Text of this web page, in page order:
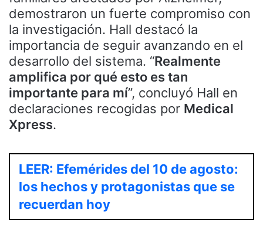
demostraron un fuerte compromiso con
la investigación. Hall destacó la
importancia de seguir avanzando en el
desarrollo del sistema. “Realmente
amplifica por qué esto es tan
importante para mí”, concluyó Hall en
declaraciones recogidas por Medical
Xpress.
LEER: Efemérides del 10 de agosto:
los hechos y protagonistas que se
recuerdan hoy